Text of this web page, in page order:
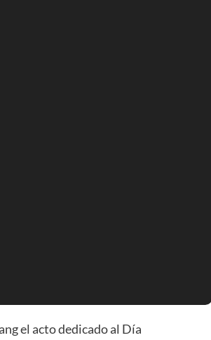
el acto dedicado al Día